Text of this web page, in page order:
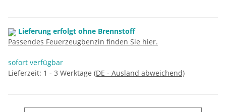
Lieferung erfolgt ohne Brennstoff
Passendes Feuerzeugbenzin finden Sie hier.
sofort verfügbar
Lieferzeit: 1 - 3 Werktage (DE - Ausland abweichend)